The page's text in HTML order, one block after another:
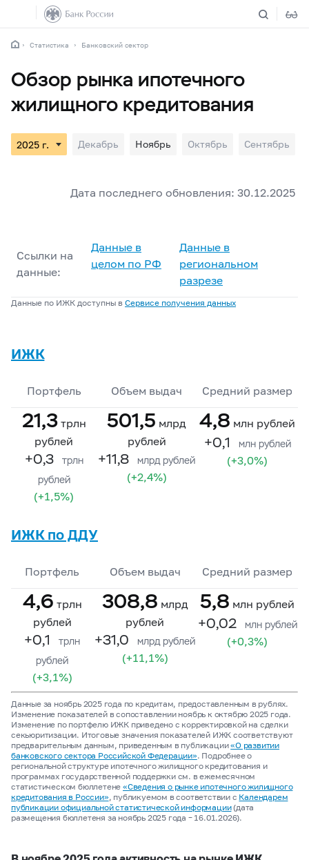
Статистика Банковский сектор
Обзор рынка ипотечного
жилищного кредитования
Декабрь Ноябрь Октябрь Сентябрь
Дата последнего обновления: 30.12.2025
Ссылки на
данные:
Данные в
целом по РФ
Данные в
региональном
разрезе
Данные по ИЖК доступны в Сервисе получения данных
ИЖК
Портфель Объем выдач Средний размер
21,3трлн
рублей
+0,3
трлн
рублей
(+1,5%)
501,5 млрд
рублей
+11,8 млрд рублей
(+2,4%)
4,8 млн рублей
+0,1 млн рублей
(+3,0%)
ИЖК по ДДУ
Портфель Объем выдач Средний размер
4,6 трлн
рублей
+0,1
трлн
рублей
(+3,1%)
308,8 млрд
рублей
+31,0 млрд рублей
(+11,1%)
5,8 млн рублей
+0,02 млн рублей
(+0,3%)
Данные за ноябрь 2025 года по кредитам, предоставленным в рублях.
Изменение показателей в сопоставлении ноябрь к октябрю 2025 года.
Изменение по портфелю ИЖК приведено с корректировкой на сделки
секьюритизации. Итоговые значения показателей ИЖК соответствуют
предварительным данным, приведенным в публикации«О развитии
банковского сектора Российской Федерации». Подробнее о
региональной структуре ипотечного жилищного кредитования и
программах государственной поддержки см. в ежемесячном
статистическом бюллетене«Сведения о рынке ипотечного жилищного
кредитования в России», публикуемом в соответствии с Календарем
публикации официальной статистической информации(дата
размещения бюллетеня за ноябрь 2025 года – 16.01.2026).